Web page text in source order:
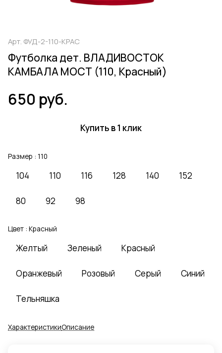
Арт. ФУД-2-110-КРАС
Футболка дет. ВЛАДИВОСТОК
КАМБАЛА МОСТ (110, Красный)
650 руб.
Купить в 1 клик
Размер : 110
104 110 116 128 140 152
80 92 98
Цвет : Красный
Желтый Зеленый Красный
Оранжевый Розовый Серый Синий
Тельняшка
ХарактеристикиОписание